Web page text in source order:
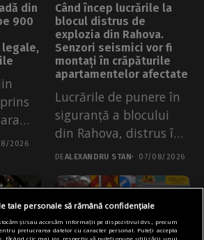
din
900
2026
Când încep lucrările la
blocul distrus de
explozia din Rahova.
Senzori seismici vor fi
montați în crăpăturile
apartamentelor afectate
Lucrările de punere în
siguranță a blocului
din Rahova, distrus în
urma...
DEALEXANDRU STAN 07/08/2026
tale personale să rămână confidențiale
și/sau accesăm informații pe dispozitivul dvs., precum
prelucrarea datelor cu caracter personal. Puteți accepta
făcând clic mai jos, respectiv vă puteți opune utilizării unui